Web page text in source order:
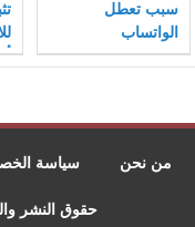
سبب تعطل
الواتساب
والانستقرام والفيس
من نحن سياسة
حقوق النشر والتأليف ©